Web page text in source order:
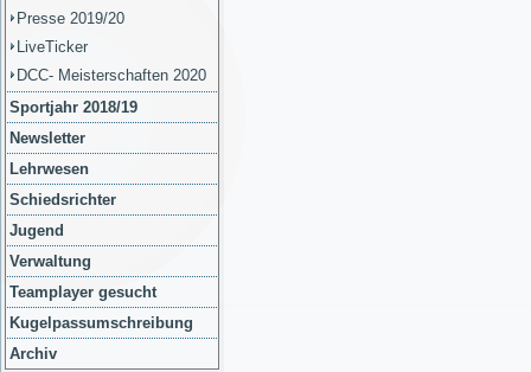
Presse 2019/20
LiveTicker
DCC- Meisterschaften 2020
Sportjahr 2018/19
Newsletter
Lehrwesen
Schiedsrichter
Jugend
Verwaltung
Teamplayer gesucht
Kugelpassumschreibung
Archiv